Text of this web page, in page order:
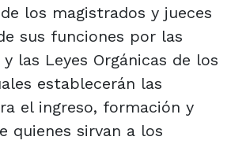
los magistrados y jueces
sus funciones por las
las Leyes Orgánicas de los
establecerán las
el ingreso, formación y
quienes sirvan a los